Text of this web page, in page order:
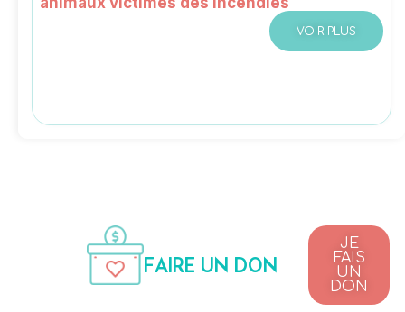
VOIR PLUS
FAIRE UN DON
JE
FAIS
UN
DON